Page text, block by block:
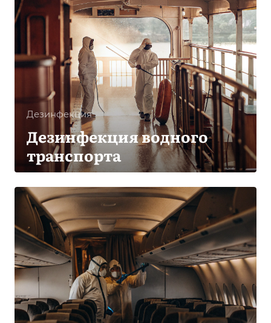
Дезинфекция
Дезинфекция водного
транспорта